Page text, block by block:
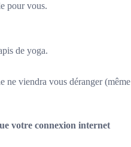
pour vous.
de yoga.
ne viendra vous déranger (même
votre connexion internet